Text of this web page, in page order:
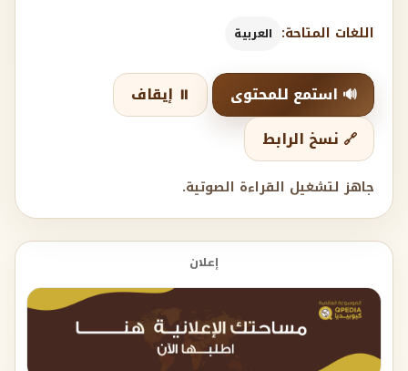
اللغات المتاحة: العربية
🔊 استمع للمحتوى
⏸️ إيقاف
🔗 نسخ الرابط
جاهز لتشغيل القراءة الصوتية.
إعلان